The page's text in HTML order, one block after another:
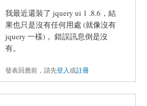
我最近還裝了 jquery ui 1 .8.6，結
果也只是沒有任何用處 (就像沒有
jquery 一樣)， 錯誤訊息倒是沒
有。
發表回應前，請先登入或註冊